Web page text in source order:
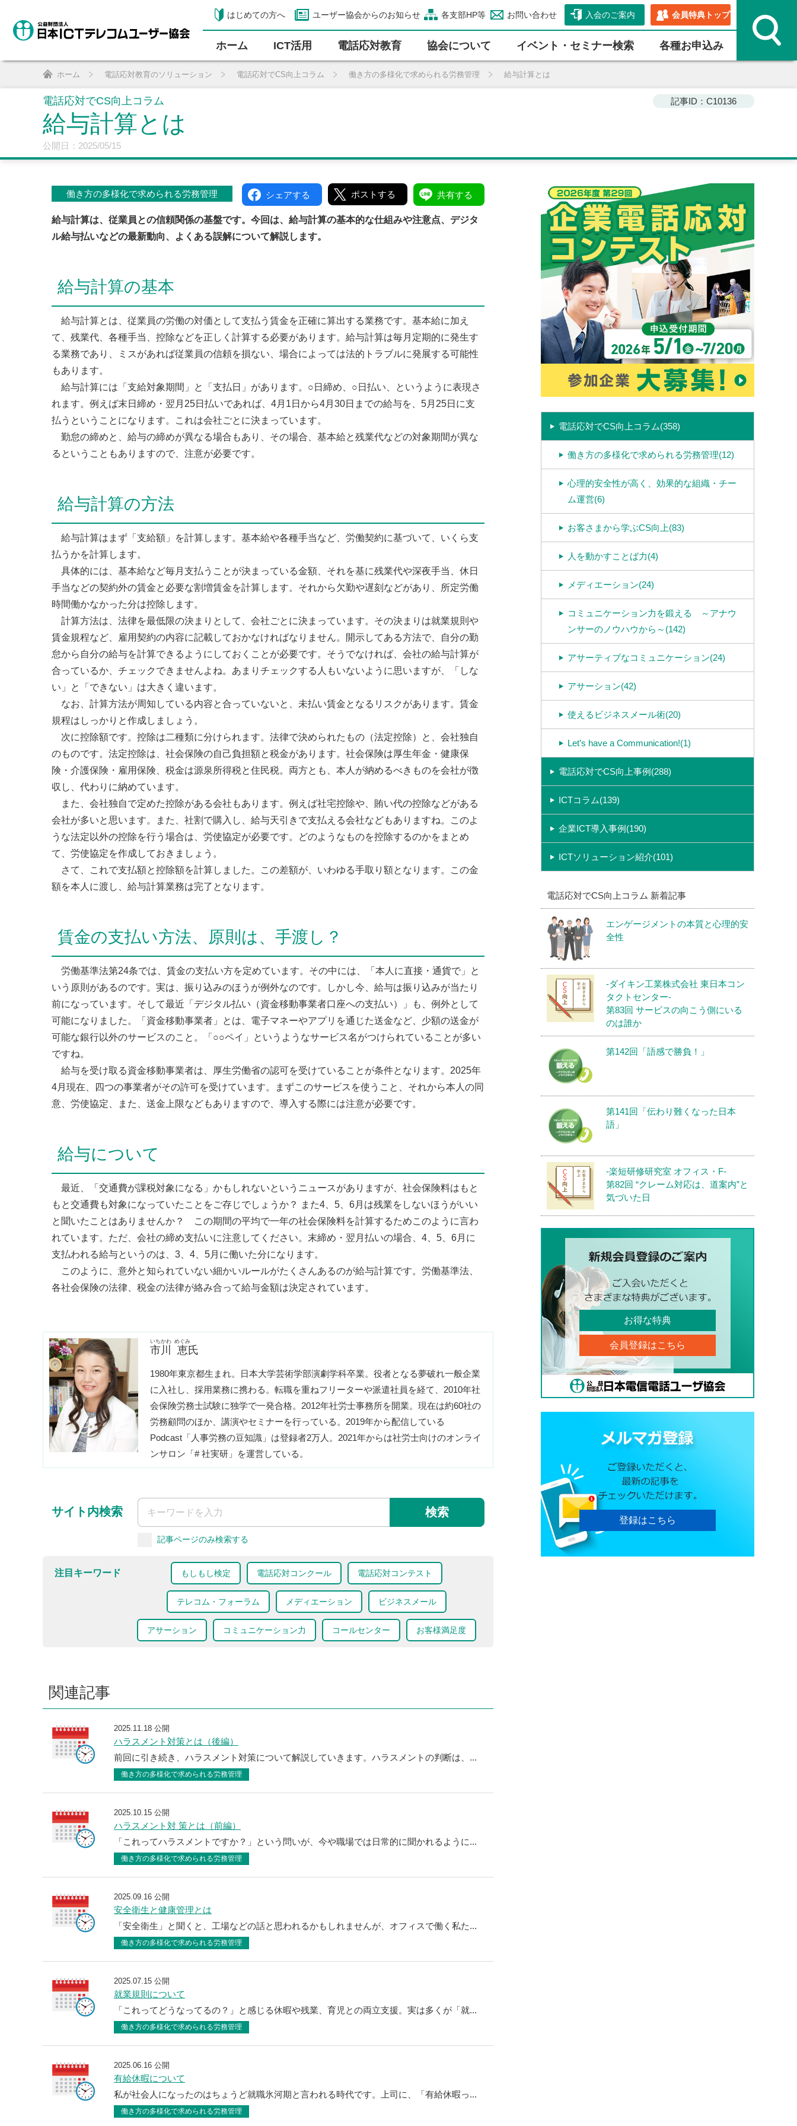
はじめての方へ ユーザー協会からのお知らせ 各支部HP等 お問い合わせ 入会のご案内 会員特典トップ
ホーム ICT活⽤ 電話応対教育 協会について イベント・セミナー検索 各種お申込み
ホーム 電話応対教育のソリューション 電話応対でCS向上コラム 働き方の多様化で求められる労務管理 給与計算とは
電話応対でCS向上コラム
給与計算とは
記事ID：C10136
公開日：2025/05/15
働き方の多様化で求められる労務管理 シェアする ポストする 共有する
給与計算は、従業員との信頼関係の基盤です。今回は、給与計算の基本的な仕組みや注意点、デジタ
ル給与払いなどの最新動向、よくある誤解について解説します。
給与計算の基本
給与計算とは、従業員の労働の対価として支払う賃金を正確に算出する業務です。基本給に加え
て、残業代、各種手当、控除などを正しく計算する必要があります。給与計算は毎月定期的に発生す
る業務であり、ミスがあれば従業員の信頼を損ない、場合によっては法的トラブルに発展する可能性
もあります。
給与計算には「支給対象期間」と「支払日」があります。○日締め、○日払い、というように表現さ
れます。例えば末日締め・翌月25日払いであれば、4月1日から4月30日までの給与を、5月25日に支
払うということになります。これは会社ごとに決まっています。
勤怠の締めと、給与の締めが異なる場合もあり、その場合、基本給と残業代などの対象期間が異な
るということもありますので、注意が必要です。
給与計算の方法
給与計算はまず「支給額」を計算します。基本給や各種手当など、労働契約に基づいて、いくら支
払うかを計算します。
具体的には、基本給など毎月支払うことが決まっている金額、それを基に残業代や深夜手当、休日
手当などの契約外の賃金と必要な割増賃金を計算します。それから欠勤や遅刻などがあり、所定労働
時間働かなかった分は控除します。
計算方法は、法律を最低限の決まりとして、会社ごとに決まっています。その決まりは就業規則や
賃金規程など、雇用契約の内容に記載しておかなければなりません。開示してある方法で、自分の勤
怠から自分の給与を計算できるようにしておくことが必要です。そうでなければ、会社の給与計算が
合っているか、チェックできませんよね。あまりチェックする人もいないように思いますが、「しな
い」と「できない」は大きく違います。
なお、計算方法が周知している内容と合っていないと、未払い賃金となるリスクがあります。賃金
規程はしっかりと作成しましょう。
次に控除額です。控除は二種類に分けられます。法律で決められたもの（法定控除）と、会社独自
のものです。法定控除は、社会保険の自己負担額と税金があります。社会保険は厚生年金・健康保
険・介護保険・雇用保険、税金は源泉所得税と住民税。両方とも、本人が納めるべきものを会社が徴
収し、代わりに納めています。
また、会社独自で定めた控除がある会社もあります。例えば社宅控除や、賄い代の控除などがある
会社が多いと思います。また、社割で購入し、給与天引きで支払える会社などもありますね。このよ
うな法定以外の控除を行う場合は、労使協定が必要です。どのようなものを控除するのかをまとめ
て、労使協定を作成しておきましょう。
さて、これで支払額と控除額を計算しました。この差額が、いわゆる手取り額となります。この金
額を本人に渡し、給与計算業務は完了となります。
賃金の支払い方法、原則は、手渡し？
労働基準法第24条では、賃金の支払い方を定めています。その中には、「本人に直接・通貨で」と
いう原則があるのです。実は、振り込みのほうが例外なのです。しかし今、給与は振り込みが当たり
前になっています。そして最近「デジタル払い（資金移動事業者口座への支払い）」も、例外として
可能になりました。「資金移動事業者」とは、電子マネーやアプリを通じた送金など、少額の送金が
可能な銀行以外のサービスのこと。「○○ペイ」というようなサービス名がつけられていることが多い
ですね。
給与を受け取る資金移動事業者は、厚生労働省の認可を受けていることが条件となります。2025年
4月現在、四つの事業者がその許可を受けています。まずこのサービスを使うこと、それから本人の同
意、労使協定、また、送金上限などもありますので、導入する際には注意が必要です。
給与について
最近、「交通費が課税対象になる」かもしれないというニュースがありますが、社会保険料はもと
もと交通費も対象になっていたことをご存じでしょうか？ また4、5、6月は残業をしないほうがいい
と聞いたことはありませんか？ この期間の平均で一年の社会保険料を計算するためこのように言わ
れています。ただ、会社の締め支払いに注意してください。末締め・翌月払いの場合、4、5、6月に
支払われる給与というのは、3、4、5月に働いた分になります。
このように、意外と知られていない細かいルールがたくさんあるのが給与計算です。労働基準法、
各社会保険の法律、税金の法律が絡み合って給与金額は決定されています。
市川
いちかわ
恵
めぐみ
氏
1980年東京都生まれ。日本大学芸術学部演劇学科卒業。役者となる夢破れ一般企業
に入社し、採用業務に携わる。転職を重ねフリーターや派遣社員を経て、2010年社
会保険労務士試験に独学で一発合格。2012年社労士事務所を開業。現在は約60社の
労務顧問のほか、講演やセミナーを行っている。2019年から配信している
Podcast「人事労務の豆知識」は登録者2万人。2021年からは社労士向けのオンライ
ンサロン「# 社実研」を運営している。
サイト内検索 検索
記事ページのみ検索する
注目キーワード もしもし検定 電話応対コンクール 電話応対コンテスト
テレコム・フォーラム メディエーション ビジネスメール
アサーション コミュニケーション力 コールセンター お客様満足度
関連記事
2025.11.18 公開
ハラスメント対策とは（後編）
前回に引き続き、ハラスメント対策について解説していきます。ハラスメントの判断は、...
働き方の多様化で求められる労務管理
2025.10.15 公開
ハラスメント対 策とは（前編）
「これってハラスメントですか？」という問いが、今や職場では日常的に聞かれるように...
働き方の多様化で求められる労務管理
2025.09.16 公開
安全衛生と健康管理とは
「安全衛生」と聞くと、工場などの話と思われるかもしれませんが、オフィスで働く私た...
働き方の多様化で求められる労務管理
2025.07.15 公開
就業規則について
「これってどうなってるの？」と感じる休暇や残業、育児との両立支援。実は多くが「就...
働き方の多様化で求められる労務管理
2025.06.16 公開
有給休暇について
私が社会人になったのはちょうど就職氷河期と言われる時代です。上司に、「有給休暇っ...
働き方の多様化で求められる労務管理
電話応対でCS向上コラム(358)
働き方の多様化で求められる労務管理(12)
心理的安全性が高く、効果的な組織・チー
ム運営(6)
お客さまから学ぶCS向上(83)
人を動かすことば力(4)
メディエーション(24)
コミュニケーション力を鍛える ～アナウ
ンサーのノウハウから～(142)
アサーティブなコミュニケーション(24)
アサーション(42)
使えるビジネスメール術(20)
Let’s have a Communication!(1)
電話応対でCS向上事例(288)
ICTコラム(139)
企業ICT導入事例(190)
ICTソリューション紹介(101)
電話応対でCS向上コラム 新着記事
エンゲージメントの本質と心理的安
全性
-ダイキン工業株式会社 東日本コン
タクトセンター-
第83回 サービスの向こう側にいる
のは誰か
第142回「語感で勝負！」
第141回「伝わり難くなった日本
語」
-楽短研修研究室 オフィス・F-
第82回 “クレーム対応は、道案内”と
気づいた日
お得な特典
会員登録はこちら
登録はこちら